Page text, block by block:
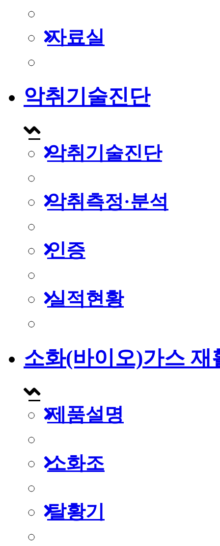
자료실
악취기술진단
악취기술진단
악취측정·분석
인증
실적현황
소화(바이오)가스 재
제품설명
소화조
탈황기